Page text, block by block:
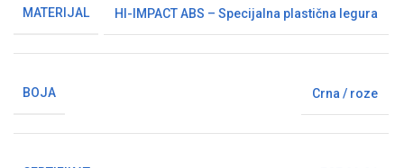
MATERIJAL HI-IMPACT ABS – Specijalna plastična legura
BOJA Crna / roze